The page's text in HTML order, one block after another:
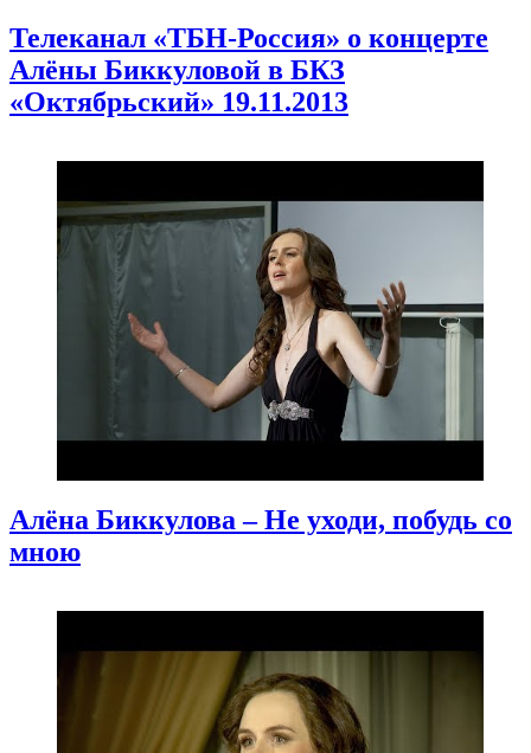
Телеканал «ТБН-Россия» о концерте
Алёны Биккуловой в БКЗ
«Октябрьский» 19.11.2013
Алёна Биккулова – Не уходи, побудь со
мною